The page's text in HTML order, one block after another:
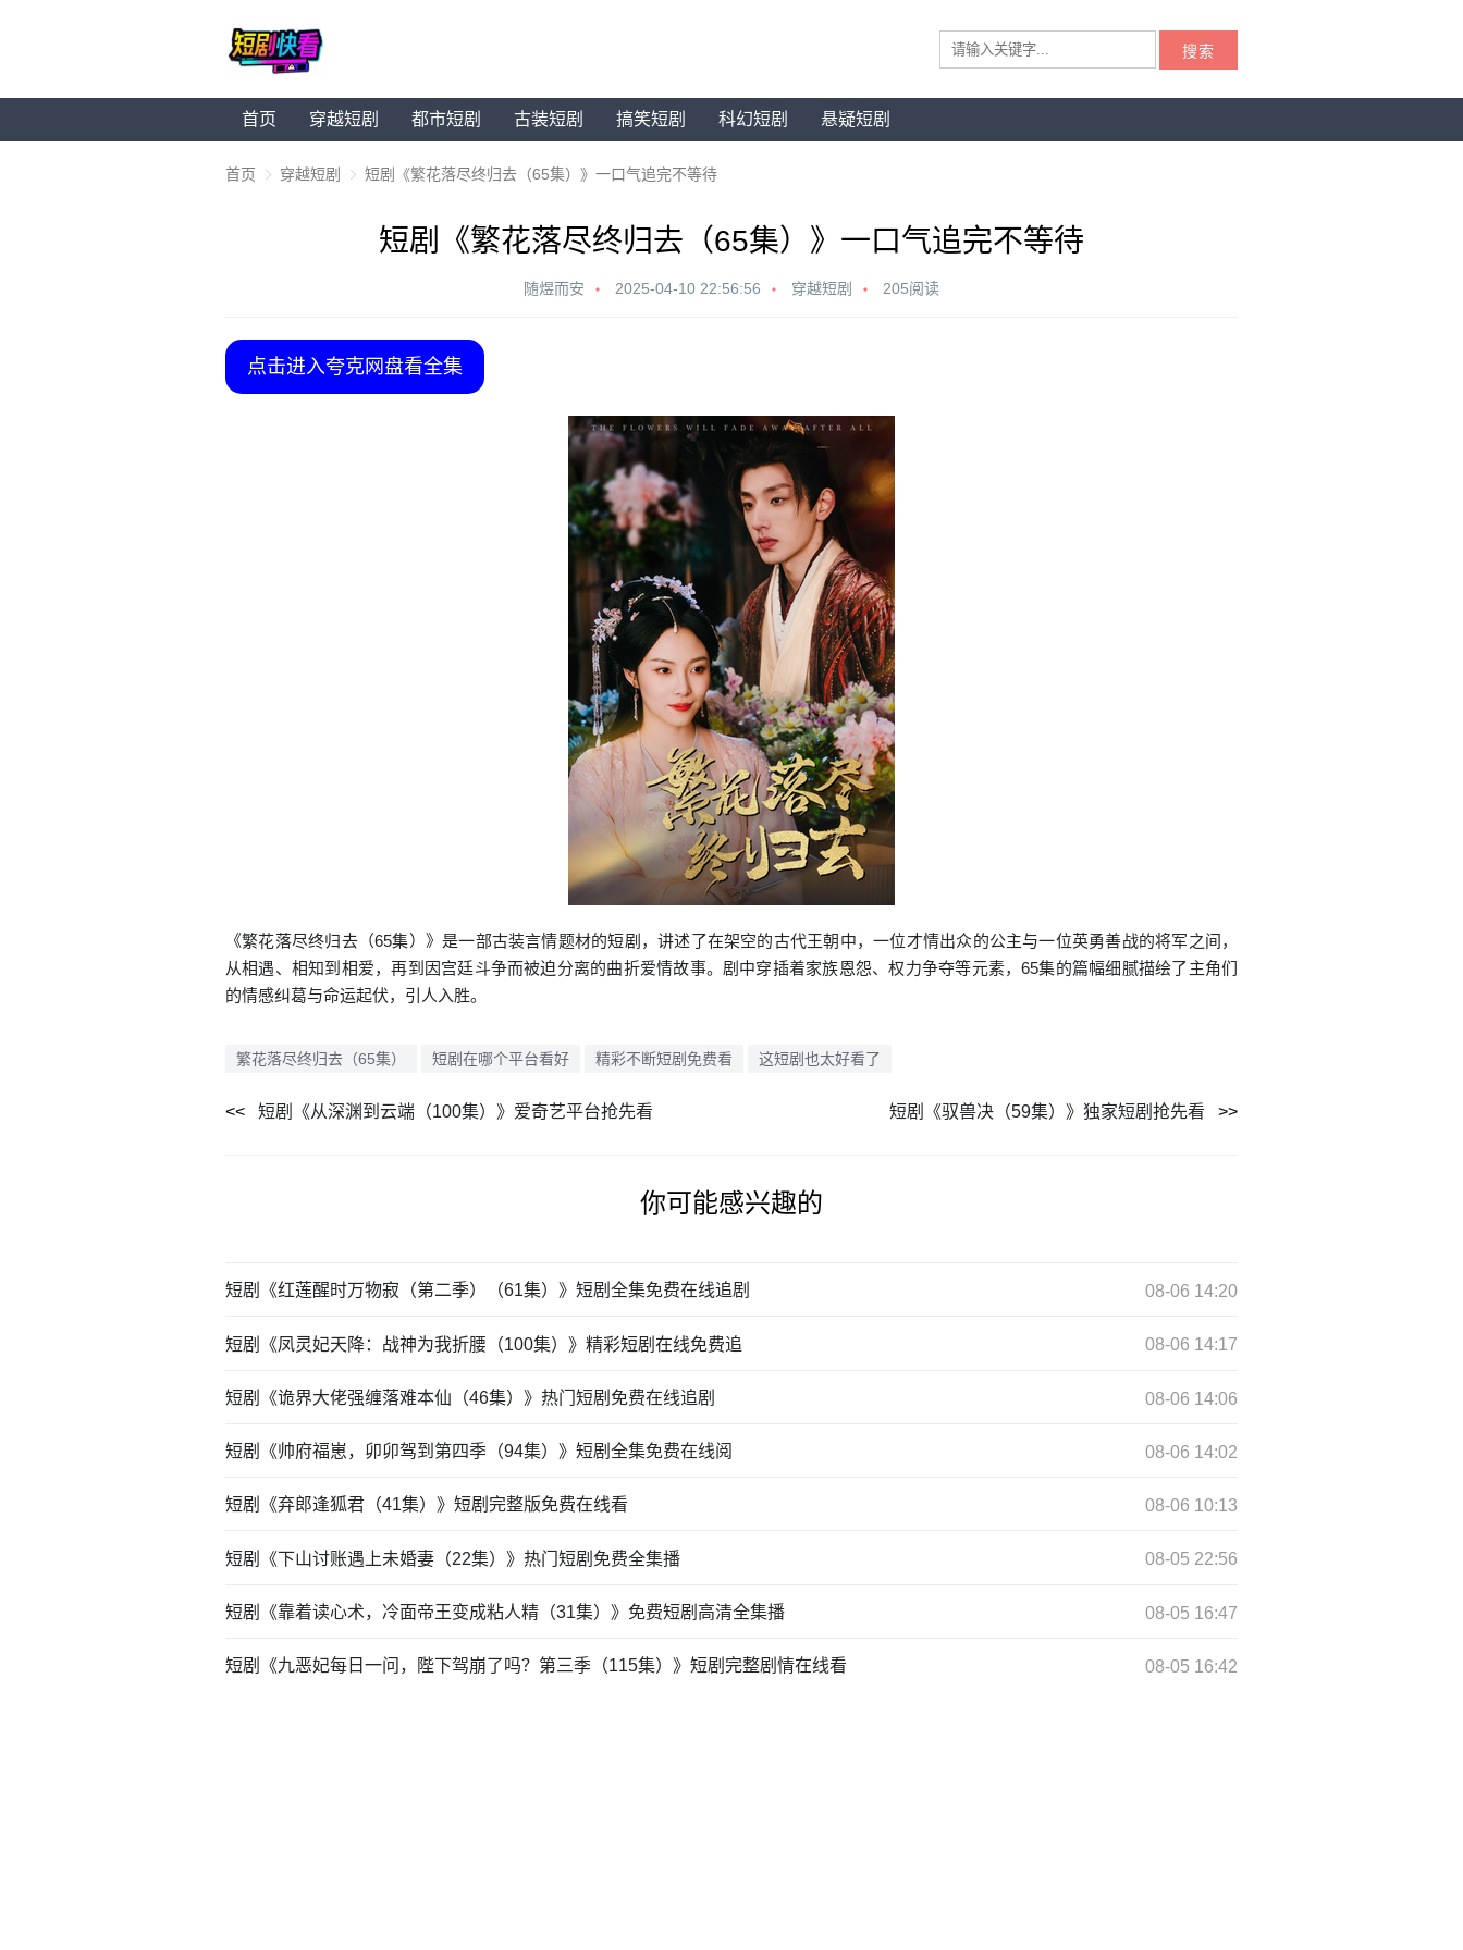
搜索
首页 穿越短剧 都市短剧 古装短剧 搞笑短剧 科幻短剧 悬疑短剧
首页 穿越短剧 短剧《繁花落尽终归去（65集）》一口气追完不等待
短剧《繁花落尽终归去（65集）》一口气追完不等待
随煜而安 2025-04-10 22:56:56 穿越短剧 205阅读
点击进入夸克网盘看全集
《繁花落尽终归去（65集）》是一部古装言情题材的短剧，讲述了在架空的古代王朝中，一位才情出众的公主与一位英勇善战的将军之间，
从相遇、相知到相爱，再到因宫廷斗争而被迫分离的曲折爱情故事。剧中穿插着家族恩怨、权力争夺等元素，65集的篇幅细腻描绘了主角们
的情感纠葛与命运起伏，引人入胜。
繁花落尽终归去（65集） 短剧在哪个平台看好 精彩不断短剧免费看 这短剧也太好看了
短剧《从深渊到云端（100集）》爱奇艺平台抢先看 短剧《驭兽决（59集）》独家短剧抢先看
你可能感兴趣的
短剧《红莲醒时万物寂（第二季）（61集）》短剧全集免费在线追剧 08-06 14:20
短剧《凤灵妃天降：战神为我折腰（100集）》精彩短剧在线免费追 08-06 14:17
短剧《诡界大佬强缠落难本仙（46集）》热门短剧免费在线追剧 08-06 14:06
短剧《帅府福崽，卯卯驾到第四季（94集）》短剧全集免费在线阅 08-06 14:02
短剧《弃郎逢狐君（41集）》短剧完整版免费在线看 08-06 10:13
短剧《下山讨账遇上未婚妻（22集）》热门短剧免费全集播 08-05 22:56
短剧《靠着读心术，冷面帝王变成粘人精（31集）》免费短剧高清全集播 08-05 16:47
短剧《九恶妃每日一问，陛下驾崩了吗？第三季（115集）》短剧完整剧情在线看 08-05 16:42